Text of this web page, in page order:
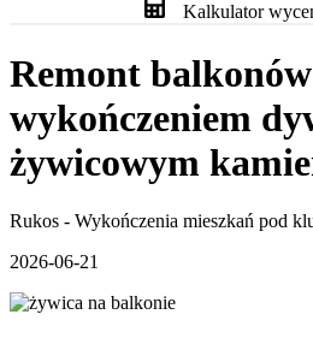
Kalkulator
Remont
wykończeniem
żywicowym
Rukos - Wykończenia mieszkań pod
2026-06-21